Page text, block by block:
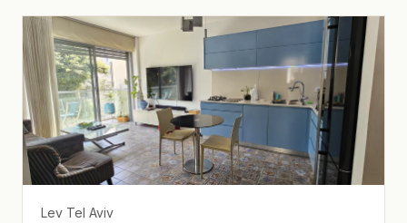
Lev Tel Aviv